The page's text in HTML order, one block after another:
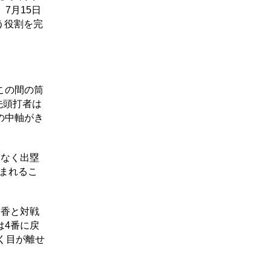
7月15日
役割を完
の間の筒
打者は
中軸がき
く出塁
れるこ
と対戦
4番に戻
目が離せ